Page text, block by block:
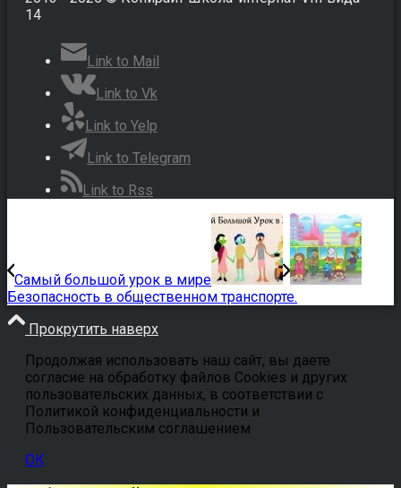
14
Link to Mail
Link to Vk
Link to Yelp
Link to Telegram
Link to Rss
Самый большой урок в мире
Безопасность в общественном транспорте.
Прокрутить наверх
Продолжая использовать наш сайт, вы даете
согласие на обработку файлов Cookies и других
пользовательских данных, в соответствии с
Политикой конфиденциальности и
Пользовательским соглашением
OK